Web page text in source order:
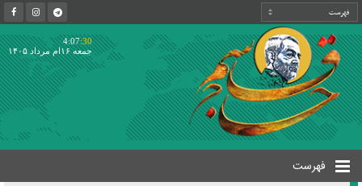
4:07:30
جمعه ۱۶ام مرداد ۱۴۰۵
فهرست